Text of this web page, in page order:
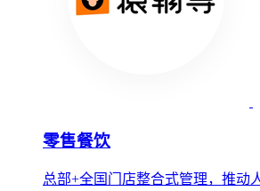
零售餐饮
总部+全国门店整合式管理，推动